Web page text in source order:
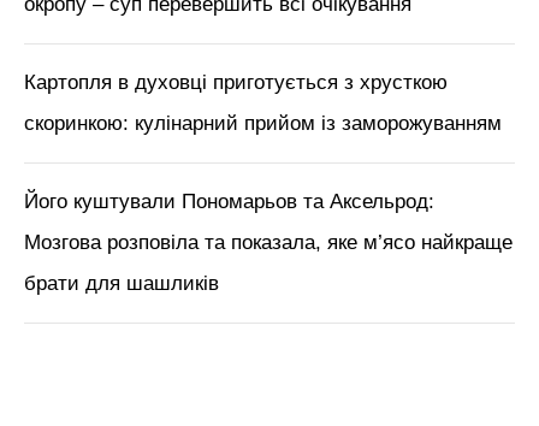
Картопля в духовці приготується з хрусткою
скоринкою: кулінарний прийом із заморожуванням
Його куштували Пономарьов та Аксельрод:
Мозгова розповіла та показала, яке м’ясо найкраще
брати для шашликів